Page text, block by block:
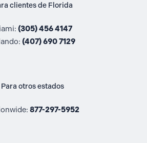
clientes de Florida
(305) 456 4147
(407) 690 7129
Para otros estados
877-297-5952